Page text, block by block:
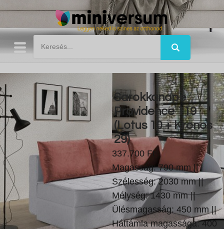
Sarokkanapé
Providence 119
(Lotus 10 + Kronos
29)
337.700 Ft
Magasság: 790 mm ||
Szélesség: 2030 mm ||
Mélység: 1430 mm ||
Ülésmagasság: 450 mm ||
Háttámla magassága: 400